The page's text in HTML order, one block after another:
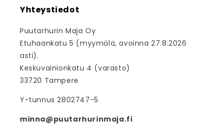
Yhteystiedot
Puutarhurin Maja Oy
Etuhaankatu 5 (myymälä, avoinna 27.8.2026
asti).
Keskuvainionkatu 4 (varasto)
33720 Tampere
Y-tunnus 2802747-5
minna@puutarhurinmaja.fi